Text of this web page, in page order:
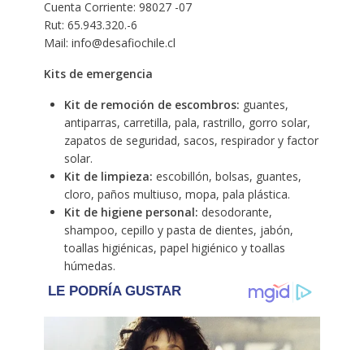
Cuenta Corriente: 98027 -07
Rut: 65.943.320.-6
Mail: info@desafiochile.cl
Kits de emergencia
Kit de remoción de escombros: guantes,
antiparras, carretilla, pala, rastrillo, gorro solar,
zapatos de seguridad, sacos, respirador y factor
solar.
Kit de limpieza: escobillón, bolsas, guantes,
cloro, paños multiuso, mopa, pala plástica.
Kit de higiene personal: desodorante,
shampoo, cepillo y pasta de dientes, jabón,
toallas higiénicas, papel higiénico y toallas
húmedas.